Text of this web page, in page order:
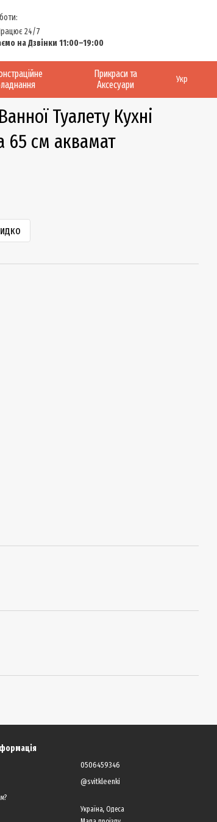
24/7
на Дзвінки 11:00–19:00
Прикраси та
Аксесуари
Укр
Туалету Кухні
65 см аквамат
0506459346
@svitkleenki
Україна, Одеса